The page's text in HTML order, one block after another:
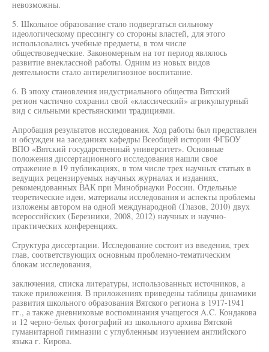
невозможны.
5. Школьное образование стало подвергаться сильному
идеологическому прессингу со стороны властей, для этого
использовались учебные предметы, в том числе
обществоведческие. Закономерным на тот период являлось
развитие внеклассной работы. Одним из новых видов
деятельности стало антирелигиозное воспитание.
6. В эпоху становления индустриального общества Вятский
регион частично сохранил свой «классический» агрикультурный
вид с сильными крестьянскими традициями.
Апробация результатов исследования. Ход работы был представлен
и обсужден на заседаниях кафедры Всеобщей истории ФГБОУ
ВПО «Вятский государственный университет». Основные
положения диссертационного исследования нашли свое
отражение в 19 публикациях, в том числе трех научных статьях в
ведущих рецензируемых научных журналах и изданиях,
рекомендованных ВАК при Минобрнауки России. Отдельные
теоретические идеи, материалы исследования и аспекты проблемы
изложены автором на одной международной (Глазов, 2010) двух
всероссийских (Березники, 2008, 2012) научных и научно-
практических конференциях.
Структура диссертации. Исследование состоит из введения, трех
глав, соответствующих основным проблемно-тематическим
блокам исследования,
заключения, списка литературы, использованных источников, а
также приложения. В приложениях приведены таблицы динамики
развития школьного образования Вятского региона в 1917-1941
гг., а также дневниковые воспоминания учащегося A.C. Кондакова
и 12 черно-белых фотографий из школьного архива Вятской
гуманитарной гимназии с углубленным изучением английского
языка г. Кирова.